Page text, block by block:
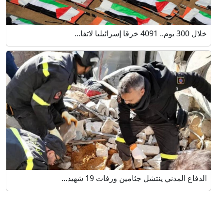
خلال 300 يوم.. 4091 خرقا إسرائيليا لاتفا...
الدفاع المدني ينتشل جثامين ورفات 19 شهيد...